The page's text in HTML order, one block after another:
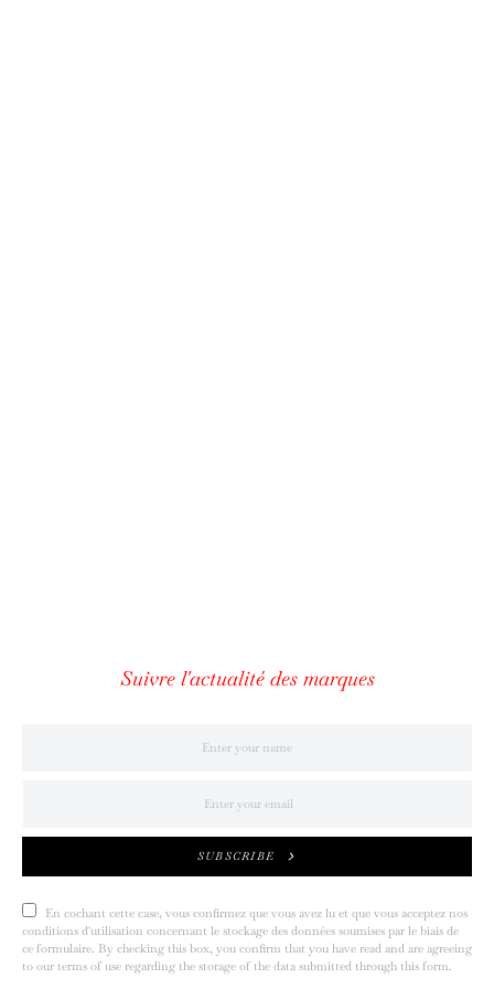
Suivre l'actualité des marques
SUBSCRIBE
En cochant cette case, vous confirmez que vous avez lu et que vous acceptez nos
conditions d'utilisation concernant le stockage des données soumises par le biais de
ce formulaire. By checking this box, you confirm that you have read and are agreeing
to our terms of use regarding the storage of the data submitted through this form.